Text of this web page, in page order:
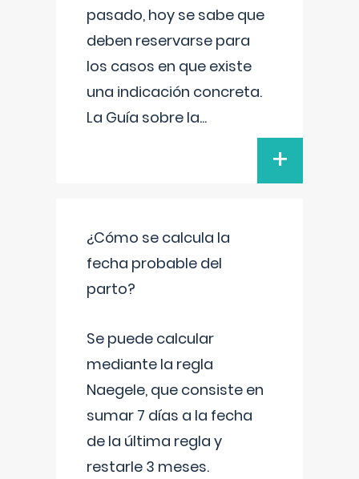
pasado, hoy se sabe que
deben reservarse para
los casos en que existe
una indicación concreta.
La Guía sobre la...
+
¿Cómo se calcula la
fecha probable del
parto?
Se puede calcular
mediante la regla
Naegele, que consiste en
sumar 7 días a la fecha
de la última regla y
restarle 3 meses.